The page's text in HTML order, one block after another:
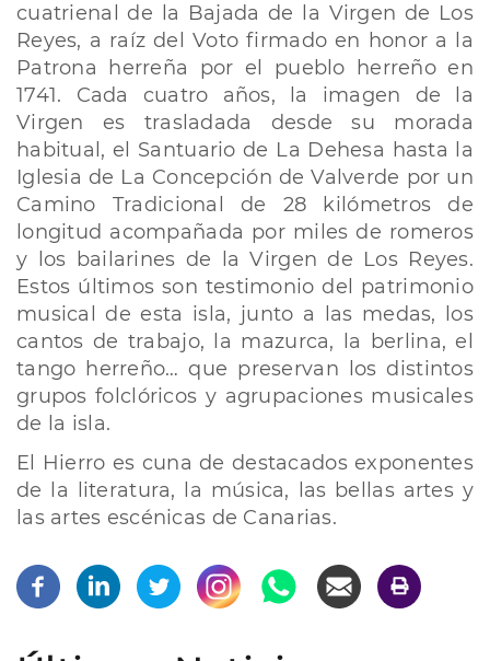
cuatrienal de la Bajada de la Virgen de Los
Reyes, a raíz del Voto firmado en honor a la
Patrona herreña por el pueblo herreño en
1741. Cada cuatro años, la imagen de la
Virgen es trasladada desde su morada
habitual, el Santuario de La Dehesa hasta la
Iglesia de La Concepción de Valverde por un
Camino Tradicional de 28 kilómetros de
longitud acompañada por miles de romeros
y los bailarines de la Virgen de Los Reyes.
Estos últimos son testimonio del patrimonio
musical de esta isla, junto a las medas, los
cantos de trabajo, la mazurca, la berlina, el
tango herreño… que preservan los distintos
grupos folclóricos y agrupaciones musicales
de la isla.
El Hierro es cuna de destacados exponentes
de la literatura, la música, las bellas artes y
las artes escénicas de Canarias.